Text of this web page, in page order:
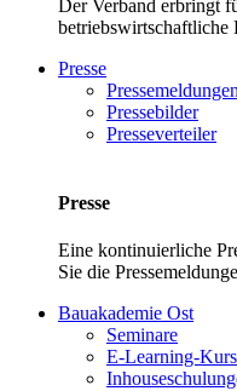
Der Verband erbringt
betriebswirtschaftliche
Presse
Pressemeldungen
Pressebilder
Presseverteiler
Presse
Eine kontinuierliche
Sie die
Bauakademie Ost
Seminare
E-Learning-